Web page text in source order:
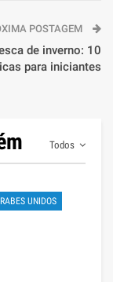
POSTAGEM
de inverno: 10
para iniciantes
Todos
UNIDOS